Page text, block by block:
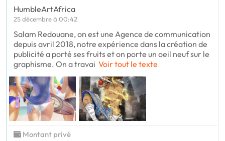
HumbleArtAfrica
25 décembre à 00:42
Salam Redouane, on est une Agence de communication
depuis avril 2018, notre expérience dans la création de
publicité a porté ses fruits et on porte un oeil neuf sur le
graphisme. On a travai Voir tout le texte
Montant privé